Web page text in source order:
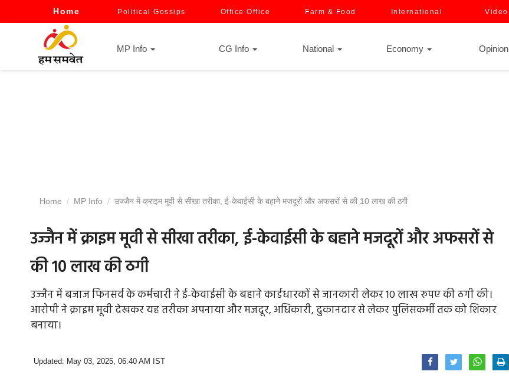
Home Political Gossips Office Office Farm & Food International Video
MP Info CG Info National Economy Opinion
Home MP Info उज्जैन में क्राइम मूवी से सीखा तरीका, ई-केवाईसी के बहाने मजदूरों और अफसरों से की 10 लाख की ठगी
उज्जैन में क्राइम मूवी से सीखा तरीका, ई-केवाईसी के बहाने मजदूरों और अफसरों से
की 10 लाख की ठगी
उज्जैन में बजाज फिनसर्व के कर्मचारी ने ई-केवाईसी के बहाने कार्डधारकों से जानकारी लेकर 10 लाख रुपए की ठगी की।
आरोपी ने क्राइम मूवी देखकर यह तरीका अपनाया और मजदूर, अधिकारी, दुकानदार से लेकर पुलिसकर्मी तक को शिकार
बनाया।
Updated: May 03, 2025, 06:40 AM IST